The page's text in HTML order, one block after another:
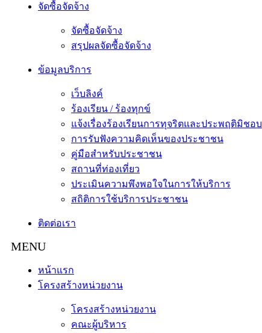
จัดซื้อจัดจ้าง
จัดซื้อจัดจ้าง
สรุปผลจัดซื้อจัดจ้าง
ข้อมูลบริการ
เว็บลิงค์
ร้องเรียน / ร้องทุกข์
แจ้งเรื่องร้องเรียนการทุจริตและประพฤติมิชอบ
การรับฟังความคิดเห็นของประชาชน
คู่มือสำหรับประชาชน
สถานที่ท่องเที่ยว
ประเมินความพึงพอใจในการให้บริการ
สถิติการใช้บริการประชาชน
ติดต่อเรา
หน้าแรก
โครงสร้างหน่วยงาน
โครงสร้างหน่วยงาน
คณะผู้บริหาร